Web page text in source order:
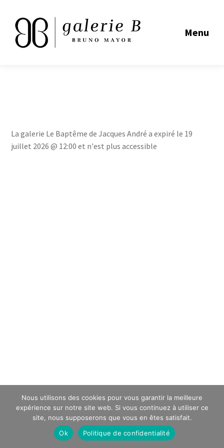
Menu
La galerie Le Baptême de Jacques André a expiré le 19
juillet 2026 @ 12:00 et n'est plus accessible
Nous utilisons des cookies pour vous garantir la meilleure
expérience sur notre site web. Si vous continuez à utiliser ce
site, nous supposerons que vous en êtes satisfait.
Ok
Politique de confidentialité